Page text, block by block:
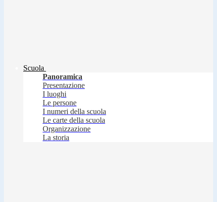
Scuola
Panoramica
Presentazione
I luoghi
Le persone
I numeri della scuola
Le carte della scuola
Organizzazione
La storia